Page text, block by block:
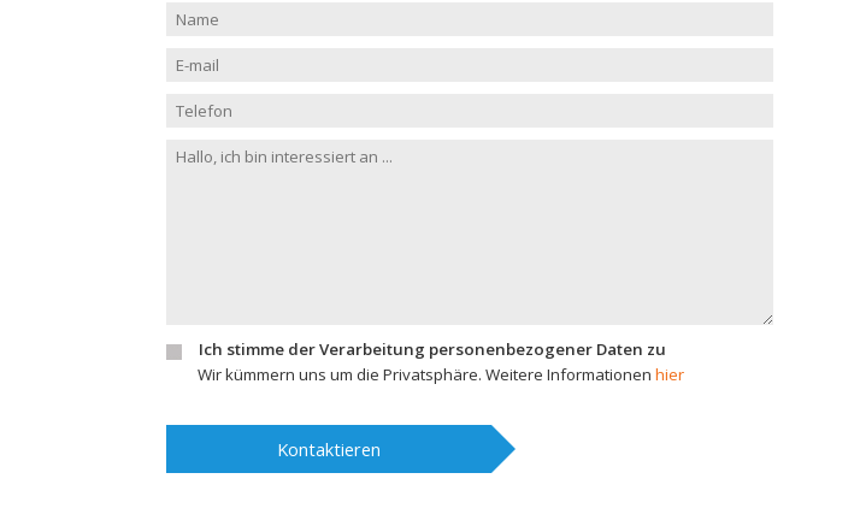
Ich stimme der Verarbeitung personenbezogener Daten zu
Wir kümmern uns um die Privatsphäre. Weitere Informationen hier
Kontaktieren